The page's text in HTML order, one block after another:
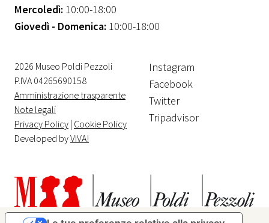
Mercoledì: 10:00-18:00
Giovedì - Domenica: 10:00-18:00
2026 Museo Poldi Pezzoli
P.IVA 04265690158
Amministrazione trasparente
Note legali
Privacy Policy | Cookie Policy
Developed byVIVA!
Instagram
Facebook
Twitter
Tripadvisor